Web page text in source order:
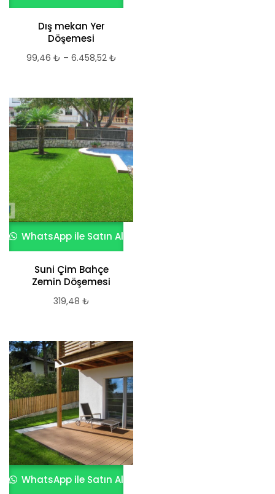
Dış mekan Yer
Döşemesi
99,46 ₺ – 6.458,52 ₺
99,46 ₺
-
6.458,52 ₺
WhatsApp ile Satın Al
Suni Çim Bahçe
Zemin Döşemesi
319,48 ₺
WhatsApp ile Satın Al